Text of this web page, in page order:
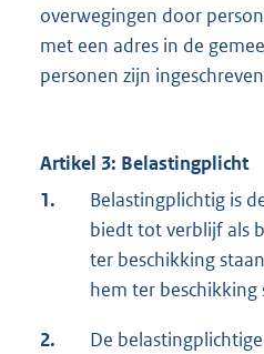
overwegingen door
met een adres in de
personen zijn
Artikel 3: Belastingplicht
1.
Belastingplichtig is
biedt tot verblijf als
ter beschikking
hem ter
2.
De